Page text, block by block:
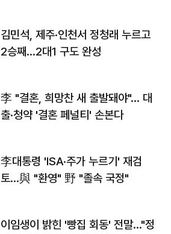
김민석, 제주·인천서 정청래 누르고
2승째…2대1 구도 완성
李 "결혼, 희망찬 새 출발돼야"… 대
출·청약 '결혼 페널티' 손본다
李대통령 'ISA·주가 누르기' 재검
토…與 "환영" 野 "졸속 국정"
이임생이 밝힌 '빵집 회동' 전말…"정